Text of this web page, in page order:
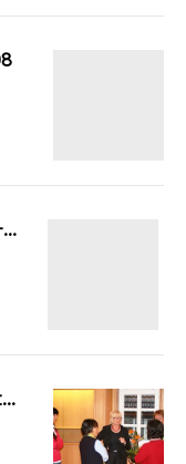
Einladung zum Herbstseminar am 16.-18.11.2007
[Fotos] Lesung "ZUHAUSE" in Maintal, Main-Kinzig-Kreis 28.09.2007